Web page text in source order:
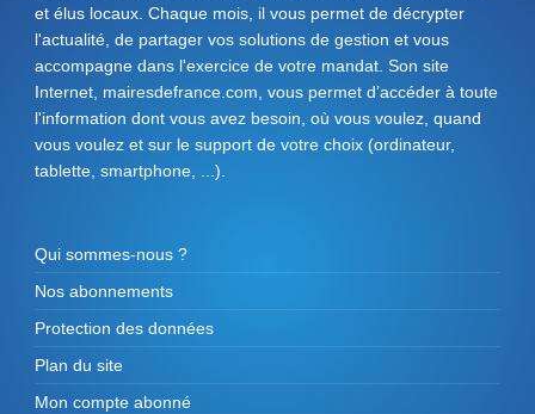
et élus locaux. Chaque mois, il vous permet de décrypter
l'actualité, de partager vos solutions de gestion et vous
accompagne dans l'exercice de votre mandat. Son site
Internet, mairesdefrance.com, vous permet d’accéder à toute
l'information dont vous avez besoin, où vous voulez, quand
vous voulez et sur le support de votre choix (ordinateur,
tablette, smartphone, ...).
Qui sommes-nous ?
Nos abonnements
Protection des données
Plan du site
Mon compte abonné